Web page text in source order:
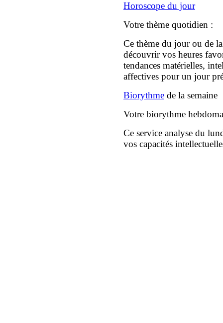
Horoscope du jour
Votre thème quotidien :
Ce thème du jour ou de
découvrir vos heures
tendances matérielles,
affectives pour un jour
Biorythme de la semaine
Votre biorythme
Ce service analyse du
vos capacités